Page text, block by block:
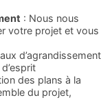
: Nous nous
votre projet et vous
d’agrandissement
des plans à la
du projet,